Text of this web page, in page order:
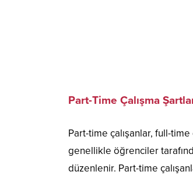
Part-Time Çalışma
Part-time çalışanlar, full-
genellikle öğrenciler
düzenlenir. Part-time